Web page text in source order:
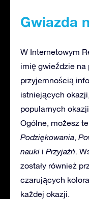
Gwiazda
W Internetowym
imię gwieździe na
przyjemnością
istniejących
popularnych
Ogólne, możesz
Podziękowania,
nauki i Przyjaźń.
zostały również
czarujących
każdej okazji.